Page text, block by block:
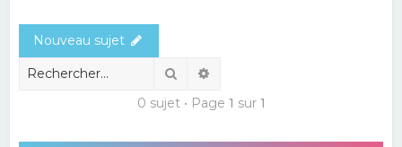
Nouveau sujet
Rechercher
0 sujet • Page 1 sur 1